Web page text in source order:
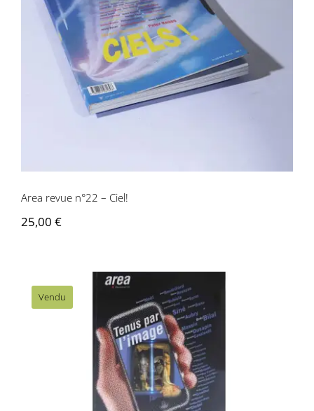
Area revue n°22 – Ciel!
Area revue n°22 – Ciel!
25,00 €
Vendu
Area revue n°23 – Tenus par l’image